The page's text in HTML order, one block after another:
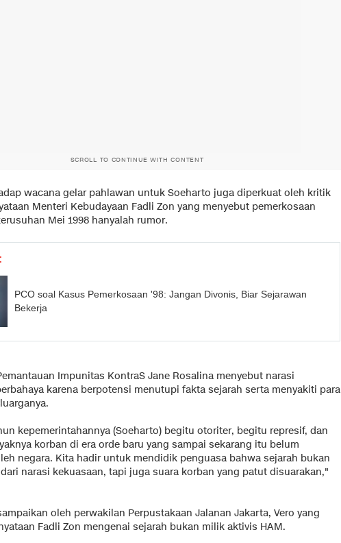
SCROLL TO CONTINUE WITH CONTENT
wacana gelar pahlawan untuk Soeharto juga diperkuat oleh kritik
Menteri Kebudayaan Fadli Zon yang menyebut pemerkosaan
Mei 1998 hanyalah rumor.
PCO soal Kasus Pemerkosaan '98: Jangan Divonis, Biar Sejarawan
Bekerja
Impunitas KontraS Jane Rosalina menyebut narasi
karena berpotensi menutupi fakta sejarah serta menyakiti para
kepemerintahannya (Soeharto) begitu otoriter, begitu represif, dan
korban di era orde baru yang sampai sekarang itu belum
negara. Kita hadir untuk mendidik penguasa bahwa sejarah bukan
narasi kekuasaan, tapi juga suara korban yang patut disuarakan,"
oleh perwakilan Perpustakaan Jalanan Jakarta, Vero yang
Fadli Zon mengenai sejarah bukan milik aktivis HAM.